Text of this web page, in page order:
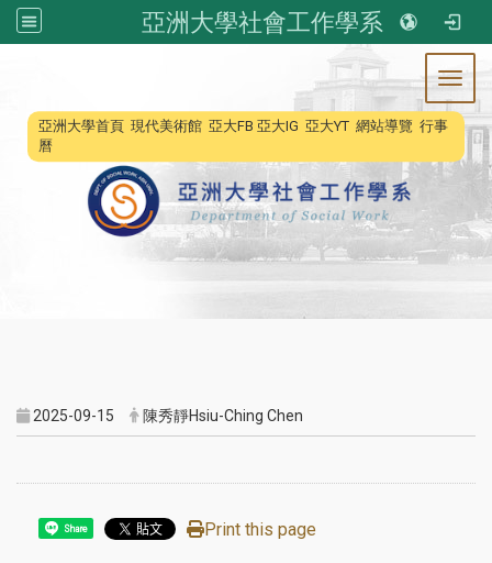
亞洲大學社會工作學系
::: 亞洲大學首頁 現代美術館 亞大FB 亞大IG 亞大YT 網站導覽 行事
曆
2025-09-15 陳秀靜Hsiu-Ching Chen
Share Print this page